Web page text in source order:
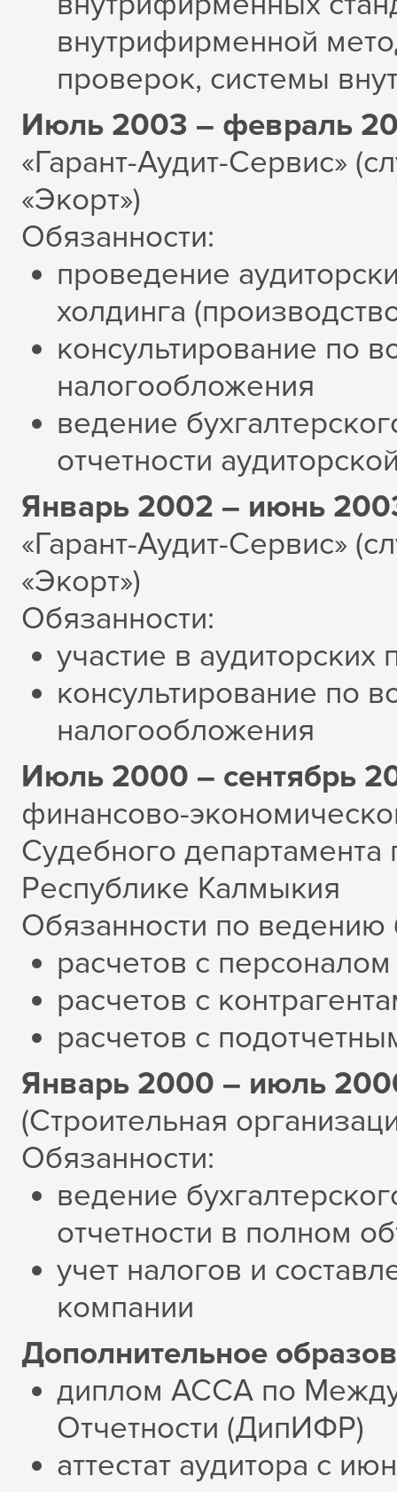
внутрифирменной
проверок, системы
Июль 2003 – февраль
«Гарант-Аудит-Сервис»
«Экорт»)
Обязанности:
проведение
холдинга
консультирование по
налогообложения
ведение
отчетности
Январь 2002 – июнь
«Гарант-Аудит-Сервис»
«Экорт»)
Обязанности:
участие в аудиторских
консультирование по
налогообложения
Июль 2000 – сентябрь
финансово-
Судебного
Республике Калмыкия
Обязанности по ведению
расчетов с
расчетов с
расчетов с
Январь 2000 – июль
(Строительная о
Обязанности:
ведение
отчетности в полном
учет налогов и
компании
Дополнительное
диплом АССА по
Отчетности (ДипИФР)
аттестат аудитора с